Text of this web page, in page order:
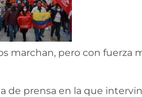
marchan, pero con fuerza
de prensa en la que